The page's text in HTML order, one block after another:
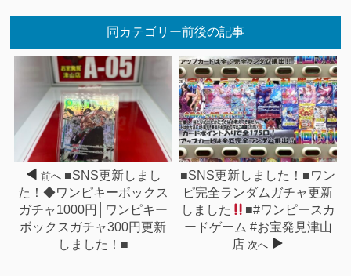
同カテゴリー前後の記事
前へ ■SNS更新しまし
た！◆ワンピキーボックス
ガチャ1000円│ワンピキー
ボックスガチャ300円更新
しました！■
■SNS更新しました！■ワン
ピ完全ランダムガチャ更新
しました
■#ワンピースカ
ードゲーム #お宝発見津山
店 次へ